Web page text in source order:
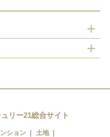
リー21総合サイト
ション
土地